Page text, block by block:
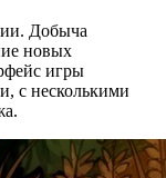
Добыча
новых
игры
с несколькими